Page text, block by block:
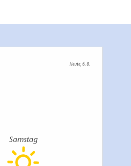
Heute, 6. 8.
Samstag